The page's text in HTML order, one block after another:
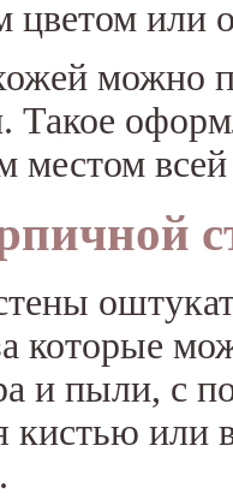
цветом или
можно
Такое
местом
которые
и пыли, с
кистью или